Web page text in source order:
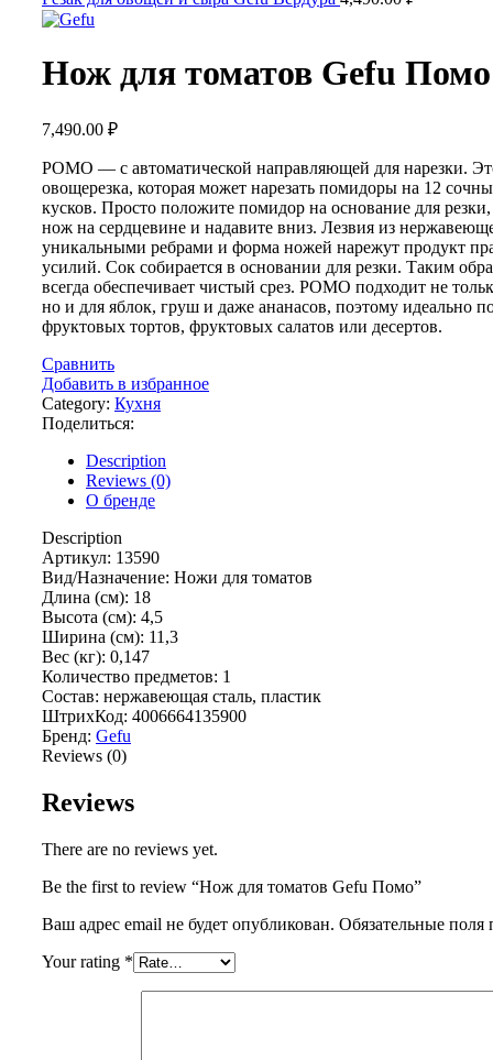
Нож для томатов Gefu Помо
7,490.00 ₽
POMO — с автоматической направляющей для нарезки.
овощерезка, которая может нарезать помидоры на 12
кусков. Просто положите помидор на основание для
нож на сердцевине и надавите вниз. Лезвия из
уникальными ребрами и форма ножей нарежут продукт
усилий. Сок собирается в основании для резки. Таким
всегда обеспечивает чистый срез. POMO подходит не
но и для яблок, груш и даже ананасов, поэтому идеально
фруктовых тортов, фруктовых салатов или десертов.
Сравнить
Добавить в избранное
Category: Кухня
Поделиться:
Description
Reviews (0)
О бренде
Description
Артикул: 13590
Вид/Назначение: Ножи для томатов
Длина (см): 18
Высота (см): 4,5
Ширина (см): 11,3
Вес (кг): 0,147
Количество предметов: 1
Состав: нержавеющая сталь, пластик
ШтрихКод: 4006664135900
Бренд: Gefu
Reviews (0)
Reviews
There are no reviews yet.
Be the first to review “Нож для томатов Gefu Помо”
Ваш адрес email не будет опубликован. Обязательные
Your rating *